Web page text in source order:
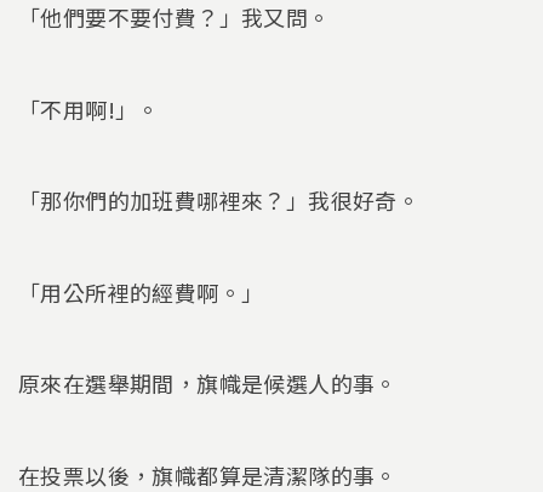
「他們要不要付費？」我又問。
「不用啊!」。
「那你們的加班費哪裡來？」我很好奇。
「用公所裡的經費啊。」
原來在選舉期間，旗幟是候選人的事。
在投票以後，旗幟都算是清潔隊的事。